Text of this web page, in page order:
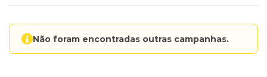
Não foram encontradas outras campanhas.